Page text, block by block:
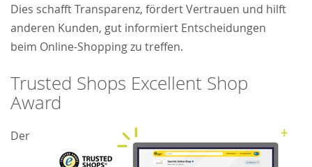
Dies schafft Transparenz, fördert Vertrauen und hilft
anderen Kunden, gut informiert Entscheidungen
beim Online-Shopping zu treffen.
Trusted Shops Excellent Shop
Award
Der